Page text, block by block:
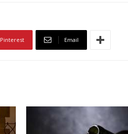
Pinterest Email